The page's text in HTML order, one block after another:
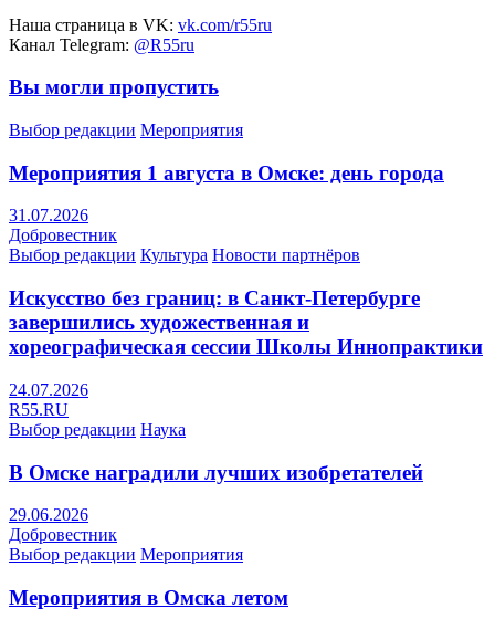
Наша страница в VK: vk.com/r55ru
Канал Telegram: @R55ru
Вы могли пропустить
Выбор редакции Мероприятия
Мероприятия 1 августа в Омске: день города
31.07.2026
Добровестник
Выбор редакции Культура Новости партнёров
Искусство без границ: в Санкт-Петербурге
завершились художественная и
хореографическая сессии Школы Иннопрактики
24.07.2026
R55.RU
Выбор редакции Наука
В Омске наградили лучших изобретателей
29.06.2026
Добровестник
Выбор редакции Мероприятия
Мероприятия в Омска летом